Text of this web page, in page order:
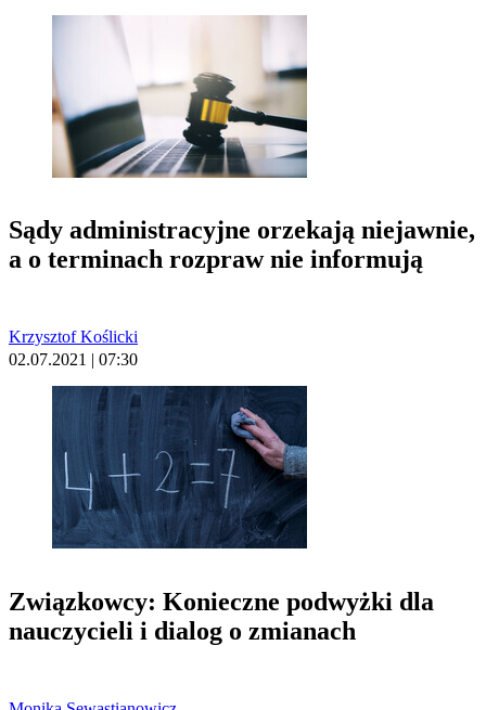
Sądy administracyjne orzekają niejawnie,
a o terminach rozpraw nie informują
Krzysztof Koślicki
02.07.2021 | 07:30
Związkowcy: Konieczne podwyżki dla
nauczycieli i dialog o zmianach